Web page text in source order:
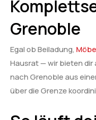
Grenoble
Egal ob Beiladung,
Hausrat — wir bieten dir
nach Grenoble aus
über die Grenze